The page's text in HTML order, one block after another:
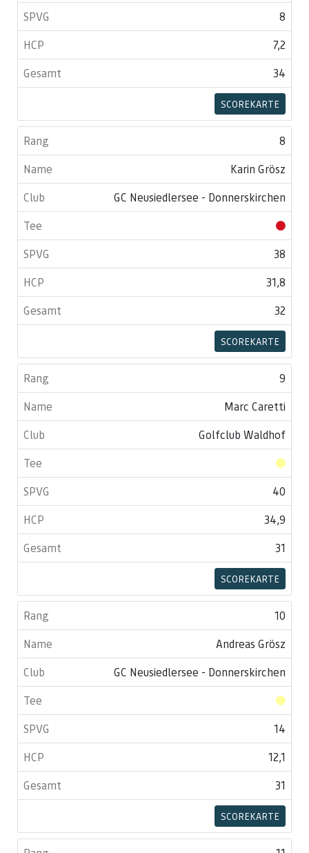
8
7,2
34
SCOREKARTE
8
Karin Grösz
GC Neusiedlersee - Donnerskirchen
38
31,8
32
SCOREKARTE
9
Marc Caretti
Golfclub Waldhof
40
34,9
31
SCOREKARTE
10
Andreas Grösz
GC Neusiedlersee - Donnerskirchen
14
12,1
31
SCOREKARTE